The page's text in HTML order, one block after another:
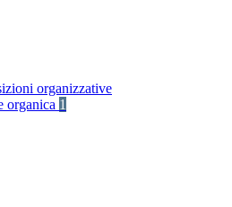
organizzative
organica 1